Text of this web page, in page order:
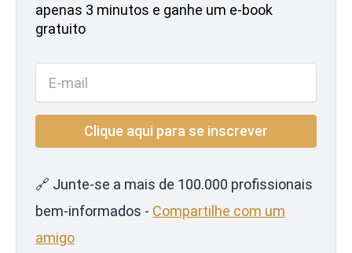
apenas 3 minutos e ganhe um e-book
gratuito
🔗 Junte-se a mais de 100.000 profissionais
bem-informados - Compartilhe com um
amigo